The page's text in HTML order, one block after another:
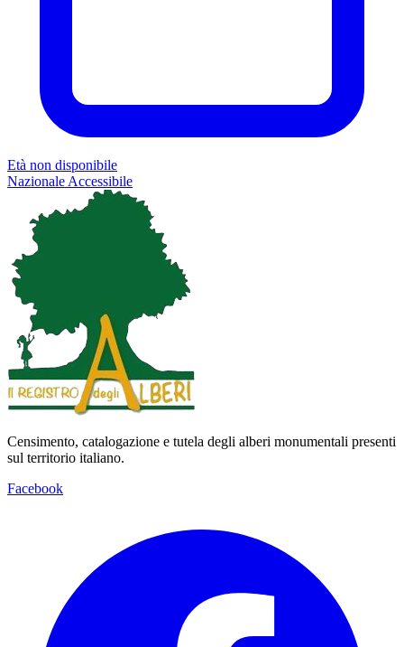
Età non disponibile
Nazionale Accessibile
Censimento, catalogazione e tutela degli alberi monumentali presenti
sul territorio italiano.
Facebook